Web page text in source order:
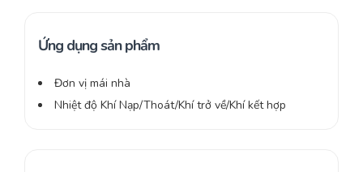
Ứng dụng sản phẩm
Đơn vị mái nhà
Nhiệt độ Khí Nạp/Thoát/Khí trở về/Khí kết hợp